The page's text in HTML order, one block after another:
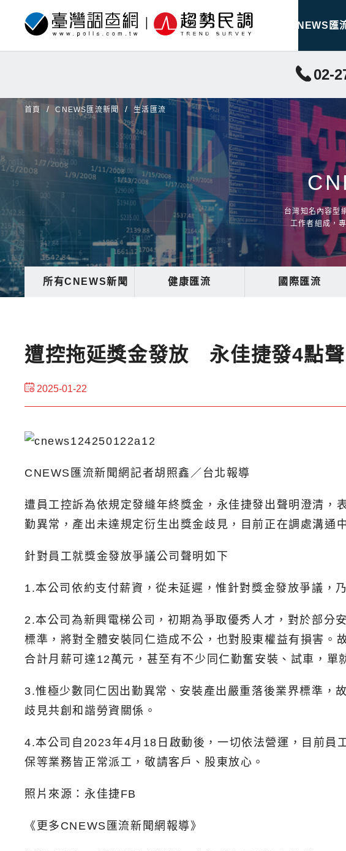
CNEWS匯
02-
首頁 CNEWS匯流新聞 生活匯流
台灣知名內容型
工作者組成，
所有CNEWS新聞 健康匯流 國際匯流
遭控拖延獎金發放 永佳捷發4點
2025-01-22
CNEWS匯流新聞網記者胡照鑫／台北報導
遭員工控訴為依規定發縫年終獎金，永佳捷發出聲明澄清，
勤異常，產出未達規定衍生出獎金歧見，目前正在調處溝通
針對員工就獎金發放爭議公司聲明如下
1.本公司依約支付薪資，從未延遲，惟針對獎金發放爭議，
2.本公司為新興電梯公司，初期為爭取優秀人才，對於部分
標準，將對全體安裝同仁造成不公，也對股東權益有損害。
合計月薪可達12萬元，甚至有不少同仁勤奮安裝、試車，
3.惟極少數同仁因出勤異常、安裝產出嚴重落後業界標準，
歧見共創和諧勞資關係。
4.本公司自2023年4月18日啟動後，一切依法營運，目前員
保等業務皆正常派工，敬請客戶、股東放心。
照片來源：永佳捷FB
《更多CNEWS匯流新聞網報導》